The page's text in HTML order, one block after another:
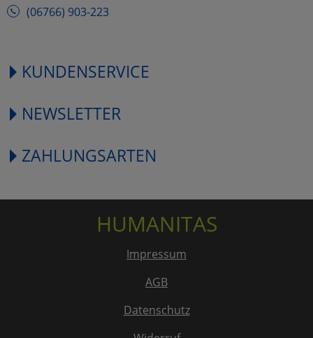
(06766) 903-223
KUNDENSERVICE
NEWSLETTER
ZAHLUNGSARTEN
HUMANITAS
Impressum
AGB
Datenschutz